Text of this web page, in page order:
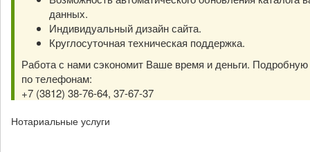
данных.
Индивидуальный дизайн сайта.
Круглосуточная техническая поддержка.
Работа с нами сэкономит Ваше время и деньги.
по телефонам:
+7 (3812) 38-76-64, 37-67-37
Нотариальные услуги